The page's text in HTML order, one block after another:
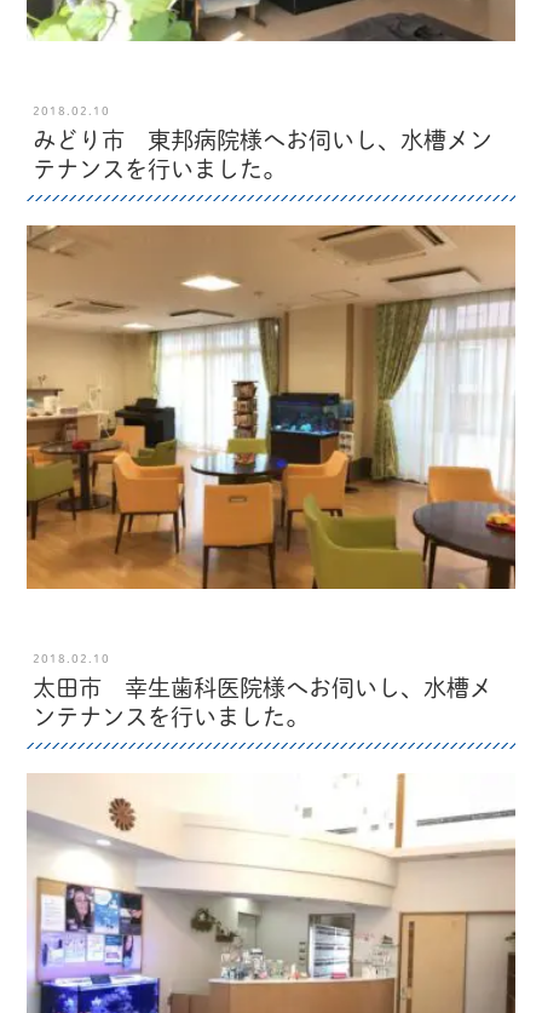
2018.02.10
みどり市 東邦病院様へお伺いし、水槽メン
テナンスを行いました。
2018.02.10
太田市 幸生歯科医院様へお伺いし、水槽メ
ンテナンスを行いました。